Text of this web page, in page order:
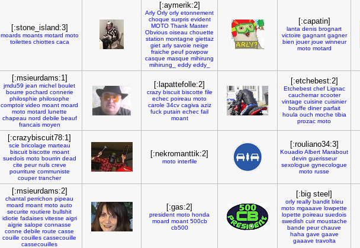
[:stone_island:3]
moards moants motard moto
toilettes chiottes caca
[:aymerik:2]
Arly Orly orly etonnement
choque surpris evident
MOTO Thank Master
Obvious oiseau chouette
station montagne giettaz
giet arly savoie neige
fraiche peuf powpow
casque masque mihirung
mihirung_
eddy eddy_
[:capatin]
lanta denis brognart
victoire gagnant gagner
bien jouer joue winneur
moto motard
[:msieurdams:1]
jmdu59 jean michel boulet
bourre pochard connerie
philosphie philosophe
comptoir video moant moard
moto motard lunette
chapeau nord debile beauf
francais moyen
[:lapattefolle:2]
crazy biscuit biscotte file
echec poireau moto
carole 34cv cagiva aziz
fuck putain echec fail
moant
[:etchebest:2]
Etchebest chef Lignac
cauchemar scooter
vintage cuisine cuisinier
bouffe diner parfait
houla ouch moche tibia
prozac moto
[:crazybiscuit78:1]
scie bricolage marteau
biscuit biscotte moant
suedois moto bourrin dead
cite peur nuls creve
pourriture communiste
couper trancher
[:nekromanttik:2]
moto interfile
[:rouliano34:3]
KouadioAlbert Marabout
devin guerisseur
sexologue gynecologue
moto russe
[:msieurdams:2]
chantal perrichon pipeau
moard moant moto auto
securite routiere bullshit
idiotie fadaises vitesse aigri
aigrie salope connasse
conne debile route casse
couille couilles cassecouille
cassecouilles
[:gas:2]
president moto honda
moard moant 500cb
cb500
[:big steel]
orly really bandit bleu
moto mgaaave lowpette
lopette poireau suedois
swedish cuir moustache
bande peur chauve
haha gave gaave
gaaave travolta